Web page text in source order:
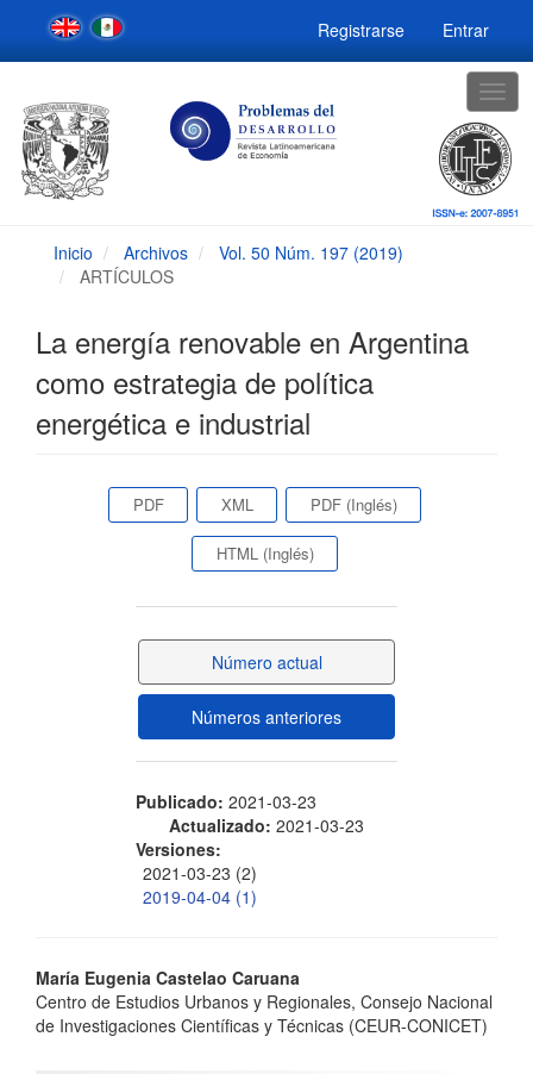
Navegación
principal
Contenido
Barra
lateral
Registrarse Entrar
Inicio Archivos
Vol. 50 Núm. 197 (2019)
ARTÍCULOS
La energía renovable en Argentina
como estrategia de política
energética e industrial
Barra
artículo
PDF XML PDF (Inglés)
HTML (Inglés)
Número actual
Números anteriores
Publicado: 2021-03-23
Actualizado: 2021-03-23
Versiones:
2021-03-23 (2)
2019-04-04 (1)
Contenido
principal
María Eugenia Castelao Caruana
Centro de Estudios Urbanos y Regionales, Consejo Nacional
de Investigaciones Científicas y Técnicas (CEUR-CONICET)